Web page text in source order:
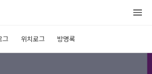
그 위치로그 방명록